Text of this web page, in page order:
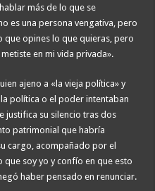
más de lo que se
es una persona vengativa, pero
que opines lo que quieras, pero
en mi vida privada».
ajeno a «la vieja política» y
política o el poder intentaban
justifica su silencio tras dos
patrimonial que habría
cargo, acompañado por el
que soy yo y confío en que esto
haber pensado en renunciar.